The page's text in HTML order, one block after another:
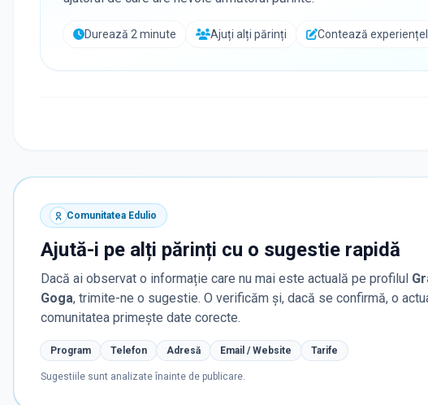
Durează 2 minute Ajuți alți părinți Contează
Comunitatea Edulio
Ajută-i pe alți părinți cu o sugestie rapidă
Dacă ai observat o informație care nu mai este actuală pe profilul
Goga, trimite-ne o sugestie. O verificăm și, dacă se confirmă, o
comunitatea primește date corecte.
Program Telefon Adresă Email / Website Tarife
Sugestiile sunt analizate înainte de publicare.